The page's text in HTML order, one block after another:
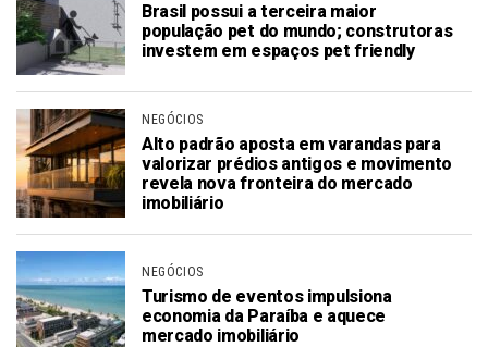
Brasil possui a terceira maior
população pet do mundo; construtoras
investem em espaços pet friendly
NEGÓCIOS
Alto padrão aposta em varandas para
valorizar prédios antigos e movimento
revela nova fronteira do mercado
imobiliário
NEGÓCIOS
Turismo de eventos impulsiona
economia da Paraíba e aquece
mercado imobiliário